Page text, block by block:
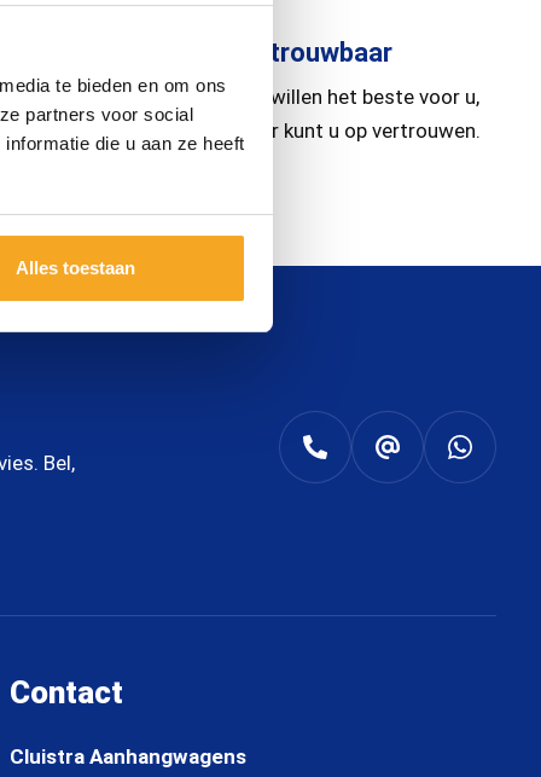
te bieden en om ons
partners voor social
die u aan ze heeft
Alles toestaan
Betrouwbaar
Wij willen het beste voor u,
daar kunt u op vertrouwen.
Bel,
Contact
Cluistra Aanhangwagens